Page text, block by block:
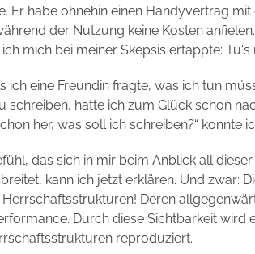
Er habe ohnehin einen Handyvertrag
der Nutzung keine Kosten
mich bei meiner Skepsis ertappte:
ich eine Freundin fragte, was ich tun
schreiben, hatte ich zum Glück schon
her, was soll ich schreiben?“ konnte
das sich in mir beim Anblick all
kann ich jetzt erklären. Und zwar:
Deren
Durch diese Sichtbarkeit wird
reproduziert.